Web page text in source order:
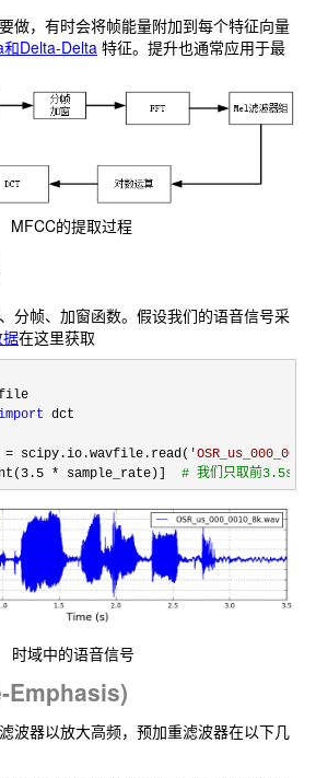
，有时会将帧能量附加到每个特征向量
和Delta-Delta 特征。提升也通常应用于最
MFCC的提取过程
分帧、加窗函数。假设我们的语音信号采
在这里获取
dct
= scipy.io.wavfile.read( '
* sample_rate)] # 我们只取前3.5s
时域中的语音信号
Emphasis)
器以放大高频，预加重滤波器在以下几